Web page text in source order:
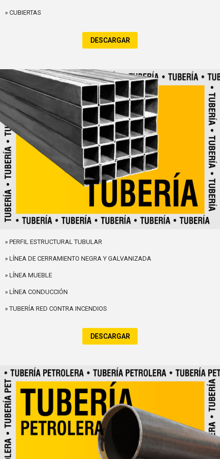
» CUBIERTAS
DESCARGAR
» PERFIL ESTRUCTURAL TUBULAR
» LÍNEA DE CERRAMIENTO NEGRA Y GALVANIZADA
» LÍNEA MUEBLE
» LÍNEA CONDUCCIÓN
» TUBERÍA RED CONTRA INCENDIOS
DESCARGAR